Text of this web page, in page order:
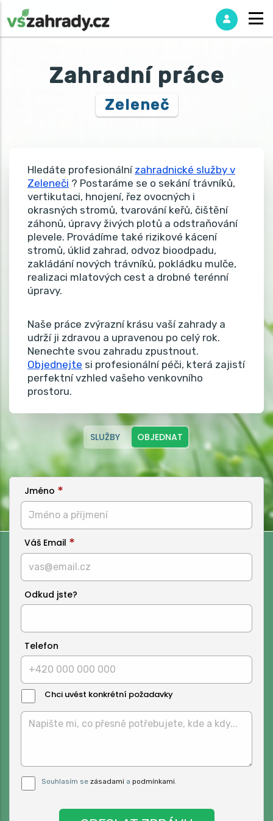
Zahradní práce
Zeleneč
Hledáte profesionální zahradnické služby v
Zeleneči ? Postaráme se o sekání trávníků,
vertikutaci, hnojení, řez ovocných i
okrasných stromů, tvarování keřů, čištění
záhonů, úpravy živých plotů a odstraňování
plevele. Provádíme také rizikové kácení
stromů, úklid zahrad, odvoz bioodpadu,
zakládání nových trávníků, pokládku mulče,
realizaci mlatových cest a drobné terénní
úpravy.
Naše práce zvýrazní krásu vaší zahrady a
udrží ji zdravou a upravenou po celý rok.
Nenechte svou zahradu zpustnout.
Objednejte si profesionální péči, která zajistí
perfektní vzhled vašeho venkovního
prostoru.
SLUŽBY OBJEDNAT
Jméno
Váš Email
Odkud jste?
Telefon
Chci uvést konkrétní požadavky
Zprávy:
Pro odeslání musite odsouhlasit naše
podmínky.
Souhlasím se zásadami a podmínkami.